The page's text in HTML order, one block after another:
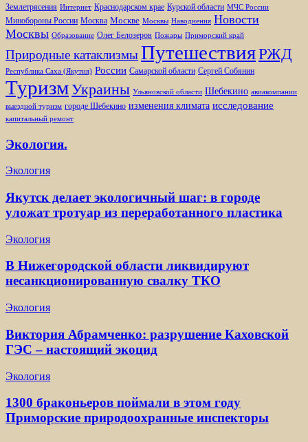
Землетрясения Интернет Краснодарском крае Курской области МЧС России
Минобороны России Москва Москве Москвы Наводнения Новости
Москвы Образование Олег Белозеров Пожары Приморский край
Природные катаклизмыПутешествияРЖД
Республика Саха (Якутия) России Самарской области Сергей Собянин
ТуризмУкраины Ульяновской области Шебекино авиакомпании
выездной туризм городе Шебекино изменения климата исследование
капитальный ремонт
Экология.
Экология
Якутск делает экологичный шаг: в городе
уложат тротуар из переработанного пластика
Экология
В Нижегородской области ликвидируют
несанкционированную свалку ТКО
Экология
Виктория Абрамченко: разрушение Каховской
ГЭС – настоящий экоцид
Экология
1300 браконьеров поймали в этом году
Приморские природоохранные инспекторы